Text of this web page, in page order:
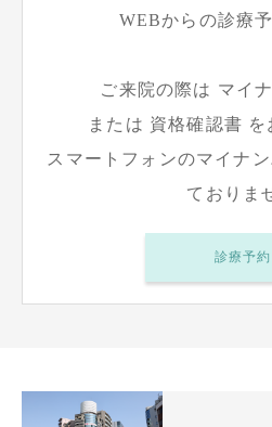
WEBからの診療
ご来院の際は マイ
または 資格確認書
スマートフォンのマイナ
ておりま
診療予約